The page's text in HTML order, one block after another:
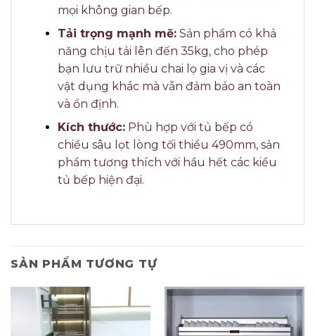
mọi không gian bếp.
Tải trọng mạnh mẽ:Sản phẩm có khả
năng chịu tải lên đến 35kg, cho phép
bạn lưu trữ nhiều chai lọ gia vị và các
vật dụng khác mà vẫn đảm bảo an toàn
và ổn định.
Kích thước:Phù hợp với tủ bếp có
chiều sâu lọt lòng tối thiểu 490mm, sản
phẩm tương thích với hầu hết các kiểu
tủ bếp hiện đại.
SẢN PHẨM TƯƠNG TỰ